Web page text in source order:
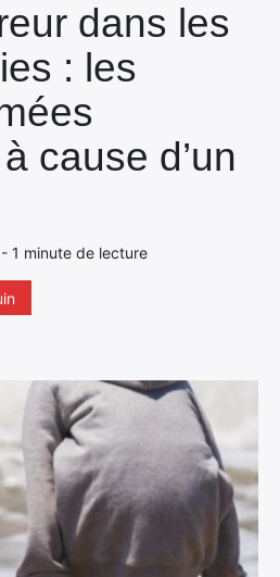
dans les
: les
cause d’un
1 minute de lecture